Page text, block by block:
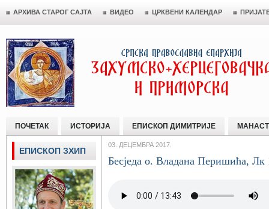
АРХИВА СТАРОГ САЈТА ВИДЕО ЦРКВЕНИ КАЛЕНДАР
ПОЧЕТАК ИСТОРИЈА ЕПИСКОП ДИМИТРИЈЕ
03. ДЕЦЕМБРА 2017.
Бесједа о. Владана Перишића, Лк
ЕПИСКОП ЗХИП